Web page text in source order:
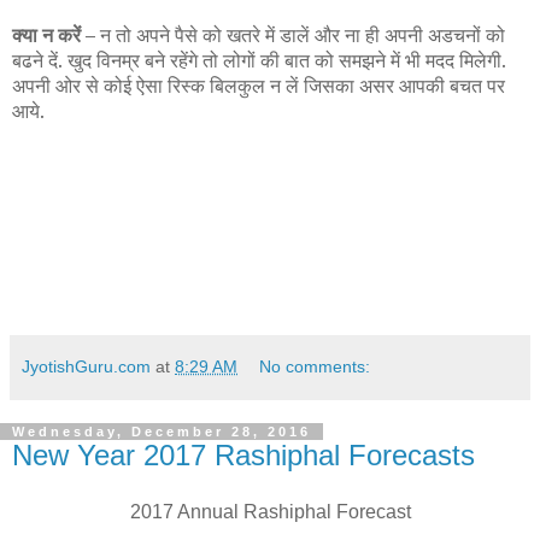
क्या न करें –न तो अपने पैसे को खतरे में डालें और ना ही अपनी अडचनों को
बढने दें. खुद विनम्र बने रहेंगे तो लोगों की बात को समझने में भी मदद मिलेगी.
अपनी ओर से कोई ऐसा रिस्क बिलकुल न लें जिसका असर आपकी बचत पर
आये.
JyotishGuru.com at 8:29 AM No comments:
Wednesday, December 28, 2016
New Year 2017 Rashiphal Forecasts
2017 Annual Rashiphal Forecast